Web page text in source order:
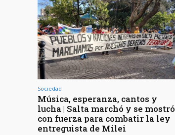
Sociedad
Música, esperanza, cantos y
lucha | Salta marchó y se mostró
con fuerza para combatir la ley
entreguista de Milei